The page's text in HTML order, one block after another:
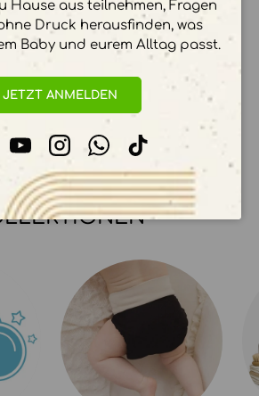
werden sicher
speichern keine
Hause aus teilnehmen, Fragen
Druck herausfinden, was
Baby und eurem Alltag passt.
JETZT ANMELDEN
YouTubeInstagramWhatsApp
TikTok